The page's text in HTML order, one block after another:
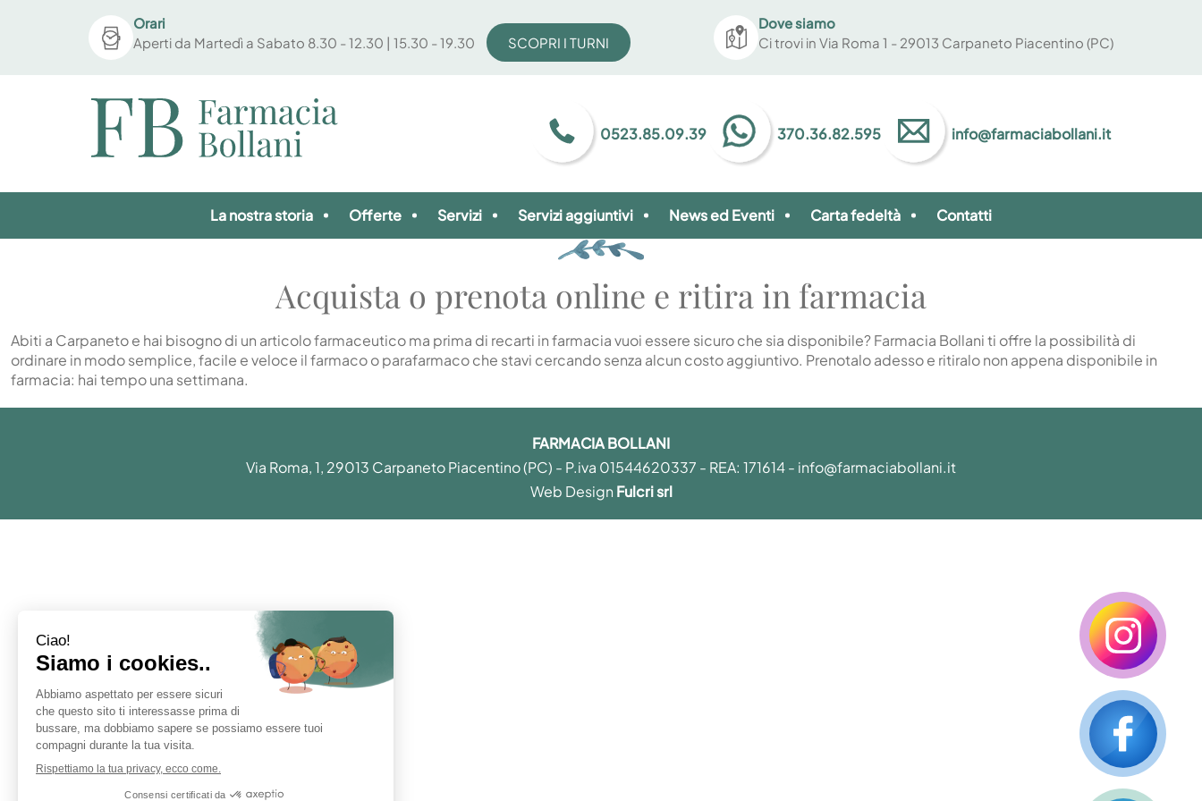
Orari
Aperti da Martedì a Sabato 8.30 - 12.30 | 15.30 - 19.30
SCOPRI I TURNI
Dove siamo
Ci trovi in Via Roma 1 - 29013 Carpaneto Piacentino (PC)
0523.85.09.39 370.36.82.595 info@farmaciabollani.it
La nostra storia Offerte Servizi Servizi aggiuntivi News ed Eventi Carta fedeltà Contatti
Acquista o prenota online e ritira in farmacia
Abiti a Carpaneto e hai bisogno di un articolo farmaceutico ma prima di recarti in farmacia vuoi essere sicuro che sia disponibile? Farmacia Bollani ti offre la possibilità di
ordinare in modo semplice, facile e veloce il farmaco o parafarmaco che stavi cercando senza alcun costo aggiuntivo. Prenotalo adesso e ritiralo non appena disponibile in
farmacia: hai tempo una settimana.
FARMACIA BOLLANI
Via Roma, 1, 29013 Carpaneto Piacentino (PC) - P.iva 01544620337 - REA: 171614 - info@farmaciabollani.it
Web Design Fulcri srl